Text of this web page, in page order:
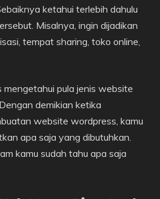
ketahui terlebih dahulu
Misalnya, ingin dijadikan
tempat sharing, toko online,
mengetahui pula jenis website
demikian ketika
website wordpress, kamu
apa saja yang dibutuhkan.
kamu sudah tahu apa saja